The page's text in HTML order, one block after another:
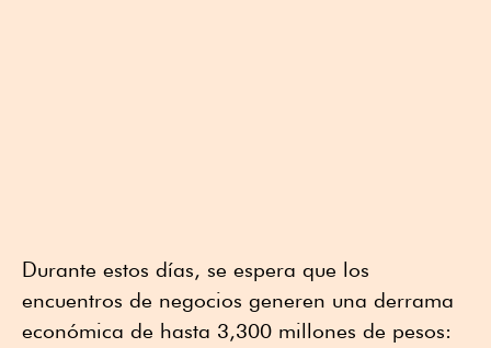
Durante estos días, se espera que los
encuentros de negocios generen una derrama
económica de hasta 3,300 millones de pesos: